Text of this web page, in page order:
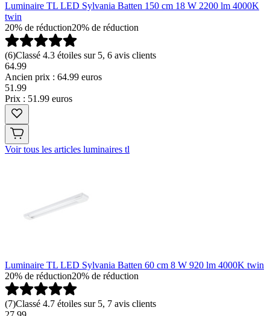
Luminaire TL LED Sylvania Batten 150 cm 18 W 2200 lm 4000K
twin
20% de réduction20% de réduction
(6)Classé 4.3 étoiles sur 5, 6 avis clients
64.99
Ancien prix : 64.99 euros
51 .99
Prix : 51.99 euros
Voir tous les articles luminaires tl
Luminaire TL LED Sylvania Batten 60 cm 8 W 920 lm 4000K twin
20% de réduction20% de réduction
(7)Classé 4.7 étoiles sur 5, 7 avis clients